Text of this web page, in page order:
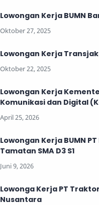
Lowongan Kerja BUMN
Lowongan Kerja
Lowongan Kerja
Komunikasi dan Digital
Lowongan Kerja BUMN PT
Tamatan SMA D3 S1
Lowonga Kerja PT Traktor
Nusantara